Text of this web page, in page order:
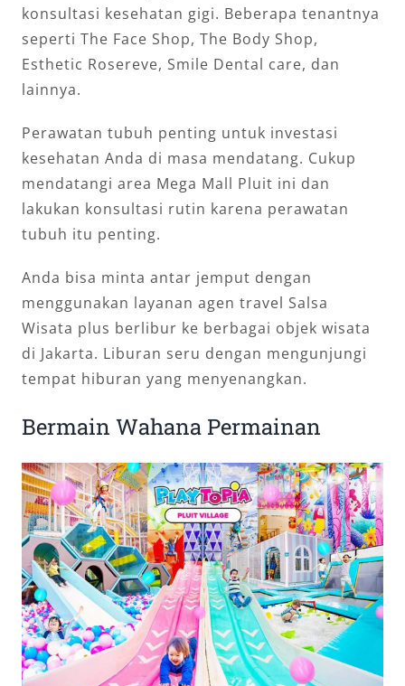
konsultasi kesehatan gigi. Beberapa tenantnya
seperti The Face Shop, The Body Shop,
Esthetic Rosereve, Smile Dental care, dan
lainnya.
Perawatan tubuh penting untuk investasi
kesehatan Anda di masa mendatang. Cukup
mendatangi area Mega Mall Pluit ini dan
lakukan konsultasi rutin karena perawatan
tubuh itu penting.
Anda bisa minta antar jemput dengan
menggunakan layanan agen travel Salsa
Wisata plus berlibur ke berbagai objek wisata
di Jakarta. Liburan seru dengan mengunjungi
tempat hiburan yang menyenangkan.
Bermain Wahana Permainan